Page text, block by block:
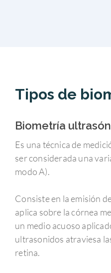
Tipos de
Biometría
Es una técnica de
ser considerada una
modo A).
Consiste en la emisión
aplica sobre la córnea
un medio acuoso
ultrasonidos atraviesa
retina.